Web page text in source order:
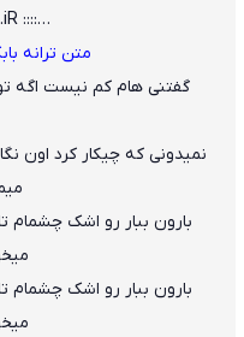
…:::: iR-media.iR ::::…
متن ترانه
گفتنی هام کم نیست اگه
نمیدونی که چیکار کرد اون
بارون ببار رو اشک چشمام
بارون ببار رو اشک چشمام